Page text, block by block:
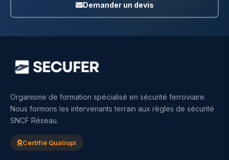
Demander un devis
Organisme de formation spécialisé en sécurité ferroviaire.
Nous formons les intervenants terrain aux règles de sécurité
SNCF Réseau.
Certifié Qualiopi